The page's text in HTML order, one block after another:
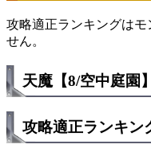
攻略適正ランキングは
せん。
天魔【8/空中庭園
攻略適正ランキン